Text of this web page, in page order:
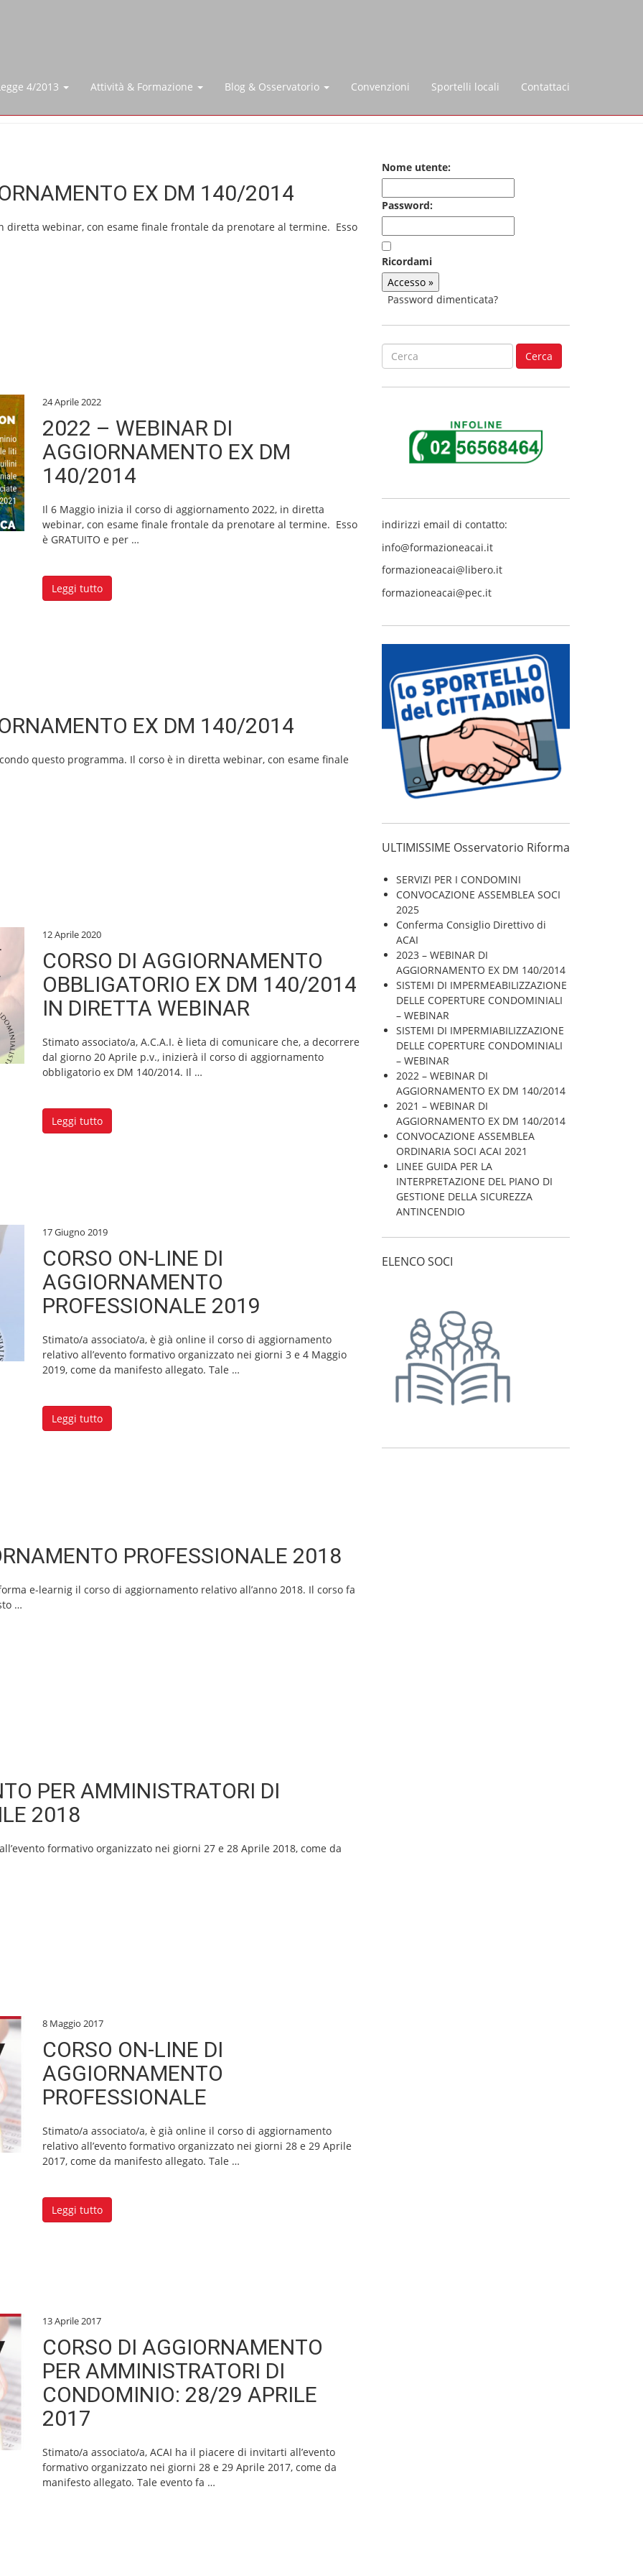
4/2013 Attività & Formazione Blog & Osservatorio Convenzioni Sportelli locali Contattaci
EX DM 140/2014
diretta webinar, con esame finale frontale da prenotare al termine. Esso
24 Aprile 2022
2022 – WEBINAR DI
AGGIORNAMENTO EX DM
140/2014
Il 6 Maggio inizia il corso di aggiornamento 2022, in diretta
webinar, con esame finale frontale da prenotare al termine. Esso
è GRATUITO e per …
Leggi tutto
EX DM 140/2014
questo programma. Il corso è in diretta webinar, con esame finale
12 Aprile 2020
CORSO DI AGGIORNAMENTO
OBBLIGATORIO EX DM 140/2014
IN DIRETTA WEBINAR
Stimato associato/a, A.C.A.I. è lieta di comunicare che, a decorrere
dal giorno 20 Aprile p.v., inizierà il corso di aggiornamento
obbligatorio ex DM 140/2014. Il …
Leggi tutto
17 Giugno 2019
CORSO ON-LINE DI
AGGIORNAMENTO
PROFESSIONALE 2019
Stimato/a associato/a, è già online il corso di aggiornamento
relativo all’evento formativo organizzato nei giorni 3 e 4 Maggio
2019, come da manifesto allegato. Tale …
Leggi tutto
PROFESSIONALE 2018
e-learnig il corso di aggiornamento relativo all’anno 2018. Il corso fa
…
PER AMMINISTRATORI DI
2018
formativo organizzato nei giorni 27 e 28 Aprile 2018, come da
8 Maggio 2017
CORSO ON-LINE DI
AGGIORNAMENTO
PROFESSIONALE
Stimato/a associato/a, è già online il corso di aggiornamento
relativo all’evento formativo organizzato nei giorni 28 e 29 Aprile
2017, come da manifesto allegato. Tale …
Leggi tutto
13 Aprile 2017
CORSO DI AGGIORNAMENTO
PER AMMINISTRATORI DI
CONDOMINIO: 28/29 APRILE
2017
Stimato/a associato/a, ACAI ha il piacere di invitarti all’evento
formativo organizzato nei giorni 28 e 29 Aprile 2017, come da
manifesto allegato. Tale evento fa …
Nome utente:
Password:
Ricordami
Password dimenticata?
S
e
Cerca
indirizzi email di contatto:
info@formazioneacai.it
formazioneacai@libero.it
formazioneacai@pec.it
ULTIMISSIME Osservatorio Riforma
SERVIZI PER I CONDOMINI
CONVOCAZIONE ASSEMBLEA SOCI
2025
Conferma Consiglio Direttivo di
ACAI
2023 – WEBINAR DI
AGGIORNAMENTO EX DM 140/2014
SISTEMI DI IMPERMEABILIZZAZIONE
DELLE COPERTURE CONDOMINIALI
– WEBINAR
SISTEMI DI IMPERMIABILIZZAZIONE
DELLE COPERTURE CONDOMINIALI
– WEBINAR
2022 – WEBINAR DI
AGGIORNAMENTO EX DM 140/2014
2021 – WEBINAR DI
AGGIORNAMENTO EX DM 140/2014
CONVOCAZIONE ASSEMBLEA
ORDINARIA SOCI ACAI 2021
LINEE GUIDA PER LA
INTERPRETAZIONE DEL PIANO DI
GESTIONE DELLA SICUREZZA
ANTINCENDIO
ELENCO SOCI